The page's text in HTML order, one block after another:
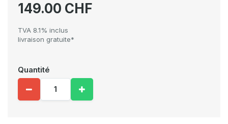
149.00 CHF
TVA 8.1% inclus
livraison gratuite*
Quantité